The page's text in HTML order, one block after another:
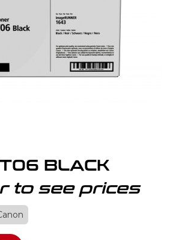
BLACK
to see prices